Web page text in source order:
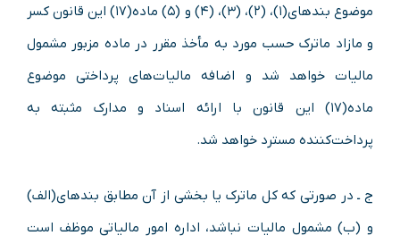
موضوع بندهای(۱)، (۲)، (۳)، (۴) و (۵) ماده(۱۷) این قانون کسر
و مازاد ماترک حسب مورد به مأخذ مقرر در ماده مزبور مشمول
مالیات خواهد شد و اضافه مالیات‌های پرداختی موضوع
ماده(۱۷) این قانون با ارائه اسناد و مدارک مثبته به
پرداخت‌کننده مسترد خواهد شد.
ج ـ در صورتی که کل ماترک یا بخشی از آن مطابق بندهای(الف)
و (ب) مشمول مالیات نباشد، اداره امور مالیاتی موظف است